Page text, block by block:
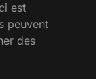
est
peuvent
des